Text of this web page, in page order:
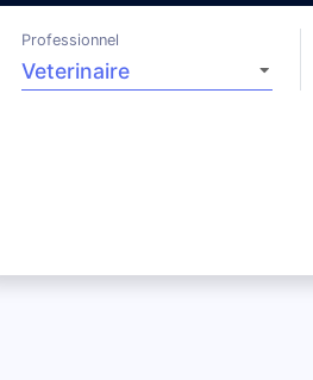
Professionnel